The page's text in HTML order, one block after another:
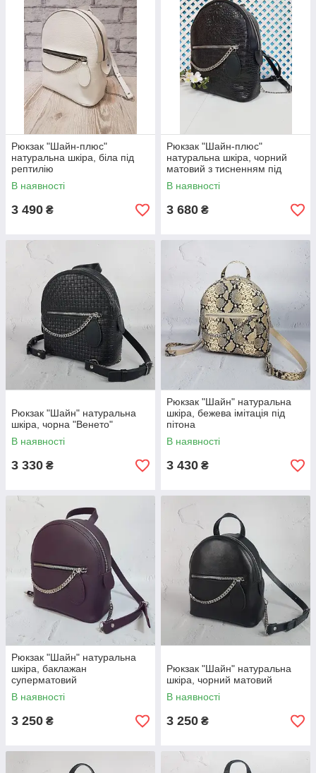
Рюкзак "Шайн-плюс"
натуральна шкіра, біла під
рептилію
В наявності
3 490 ₴
Рюкзак "Шайн-плюс"
натуральна шкіра, чорний
матовий з тисненням під
крокодила
В наявності
3 680 ₴
Рюкзак "Шайн" натуральна
шкіра, чорна "Венето"
В наявності
3 330 ₴
Рюкзак "Шайн" натуральна
шкіра, бежева імітація під
пітона
В наявності
3 430 ₴
Рюкзак "Шайн" натуральна
шкіра, баклажан
суперматовий
В наявності
3 250 ₴
Рюкзак "Шайн" натуральна
шкіра, чорний матовий
В наявності
3 250 ₴